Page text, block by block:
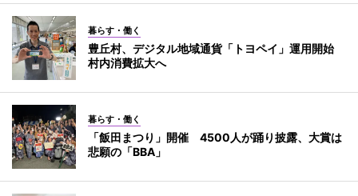
暮らす・働く
豊丘村、デジタル地域通貨「トヨペイ」運用開始
村内消費拡大へ
暮らす・働く
「飯田まつり」開催 4500人が踊り披露、大賞は
悲願の「BBA」